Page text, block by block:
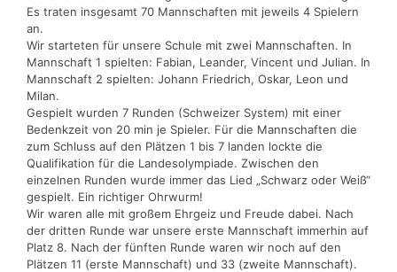
Es traten insgesamt 70 Mannschaften mit jeweils 4 Spielern
an.
Wir starteten für unsere Schule mit zwei Mannschaften. In
Mannschaft 1 spielten: Fabian, Leander, Vincent und Julian. In
Mannschaft 2 spielten: Johann Friedrich, Oskar, Leon und
Milan.
Gespielt wurden 7 Runden (Schweizer System) mit einer
Bedenkzeit von 20 min je Spieler. Für die Mannschaften die
zum Schluss auf den Plätzen 1 bis 7 landen lockte die
Qualifikation für die Landesolympiade. Zwischen den
einzelnen Runden wurde immer das Lied „Schwarz oder Weiß“
gespielt. Ein richtiger Ohrwurm!
Wir waren alle mit großem Ehrgeiz und Freude dabei. Nach
der dritten Runde war unsere erste Mannschaft immerhin auf
Platz 8. Nach der fünften Runde waren wir noch auf den
Plätzen 11 (erste Mannschaft) und 33 (zweite Mannschaft).